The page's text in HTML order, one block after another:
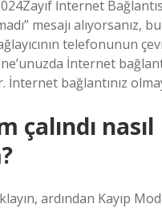
İnternet
mesajı alıyorsanız,
telefonunun
İnternet
İnternet bağlantınız
çalındı nasıl
ardından Kayıp